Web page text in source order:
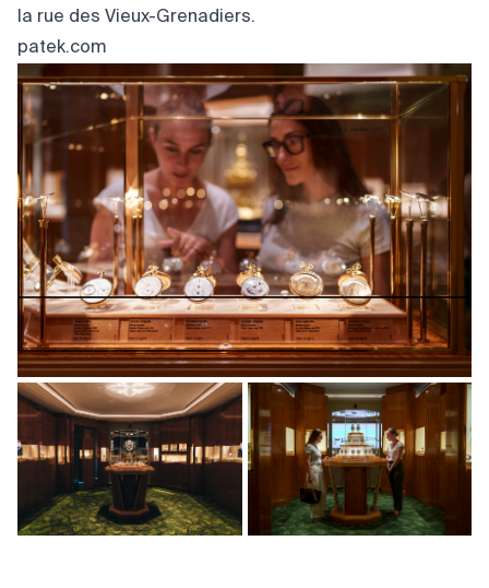
la rue des Vieux-Grenadiers.
patek.com